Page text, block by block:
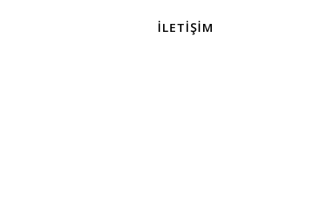
İLETIŞIM